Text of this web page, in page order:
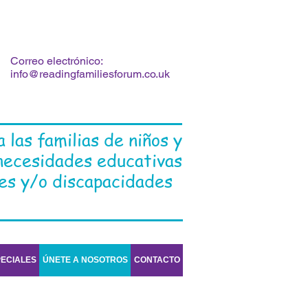
Correo electrónico:
info@readingfamiliesforum.co.uk
las familias de niños y
educativas
y/o discapacidades
ÚNETE A NOSOTROS CONTACTO